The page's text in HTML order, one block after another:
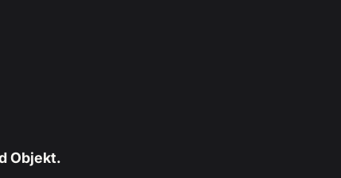
Objekt.